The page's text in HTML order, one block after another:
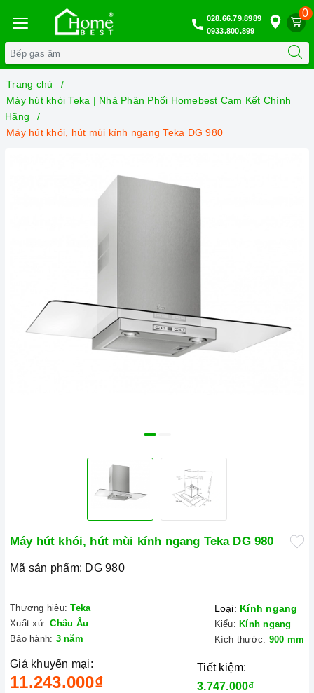
0
028.66.79.8989
0933.800.899
Trang chủ
Máy hút khói Teka | Nhà Phân Phối Homebest Cam Kết Chính
Hãng
Máy hút khói, hút mùi kính ngang Teka DG 980
Máy hút khói, hút mùi kính ngang Teka DG 980
Mã sản phẩm: DG 980
Thương hiệu: Teka
Xuất xứ: Châu Âu
Bảo hành: 3 năm
Loại: Kính ngang
Kiểu: Kính ngang
Kích thước: 900 mm
Giá khuyến mại:
11.243.000₫
Tiết kiệm:
3.747.000₫